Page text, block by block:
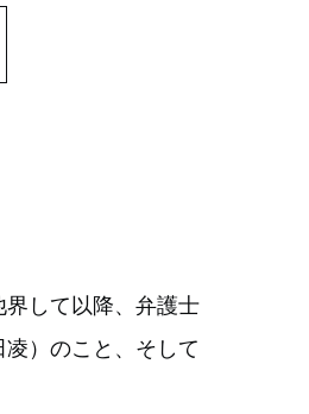
して以降、弁護士
）のこと、そして